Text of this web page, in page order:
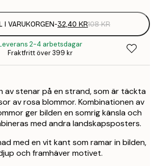
I VARUKORGEN-32,40 KR108 KR
2-4 arbetsdagar
Fraktfritt över 399 kr
av stenar på en strand, som är täckta
av rosa blommor. Kombinationen av
ger bilden en somrig känsla och
med andra landskapsposters.
med en vit kant som ramar in bilden,
och framhäver motivet.